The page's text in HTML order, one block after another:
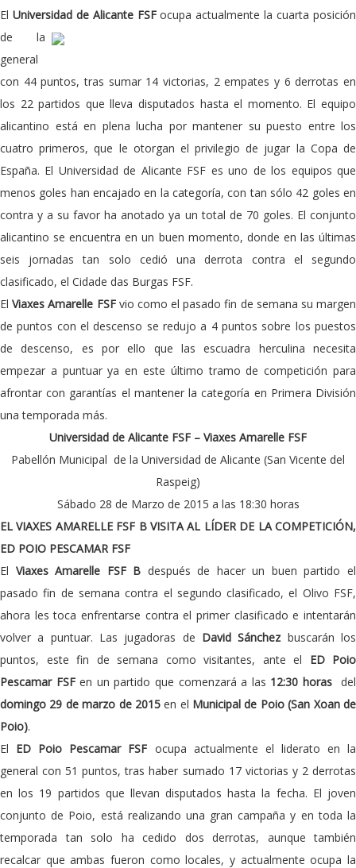
El Universidad de Alicante FSFocupa actualmente la cuarta posición
de la
general
con 44 puntos, tras sumar 14 victorias, 2 empates y 6 derrotas en
los 22 partidos que lleva disputados hasta el momento. El equipo
alicantino está en plena lucha por mantener su puesto entre los
cuatro primeros, que le otorgan el privilegio de jugar la Copa de
España. El Universidad de Alicante FSF es uno de los equipos que
menos goles han encajado en la categoría, con tan sólo 42 goles en
contra y a su favor ha anotado ya un total de 70 goles. El conjunto
alicantino se encuentra en un buen momento, donde en las últimas
seis jornadas tan solo cedió una derrota contra el segundo
clasificado, el Cidade das Burgas FSF.
ElViaxes Amarelle FSFvio como el pasado fin de semana su margen
de puntos con el descenso se redujo a 4 puntos sobre los puestos
de descenso, es por ello que las escuadra herculina necesita
empezar a puntuar ya en este último tramo de competición para
afrontar con garantías el mantener la categoría en Primera División
una temporada más.
Universidad de Alicante FSF – Viaxes Amarelle FSF
Pabellón Municipal de la Universidad de Alicante (San Vicente del
Raspeig)
Sábado 28 de Marzo de 2015 a las 18:30 horas
EL VIAXES AMARELLE FSF B VISITA AL LÍDER DE LA COMPETICIÓN,
ED POIO PESCAMAR FSF
El Viaxes Amarelle FSF B después de hacer un buen partido el
pasado fin de semana contra el segundo clasificado, el Olivo FSF,
ahora les toca enfrentarse contra el primer clasificado e intentarán
volver a puntuar. Las jugadoras de David Sánchezbuscarán los
puntos, este fin de semana como visitantes, ante el ED Poio
Pescamar FSFen un partido que comenzará a las 12:30 horasdel
domingo 29 de marzo de 2015en el Municipal de Poio (San Xoan de
Poio).
El ED Poio Pescamar FSF ocupa actualmente el liderato en la
general con 51 puntos, tras haber sumado 17 victorias y 2 derrotas
en los 19 partidos que llevan disputados hasta la fecha. El joven
conjunto de Poio, está realizando una gran campaña y en toda la
temporada tan solo ha cedido dos derrotas, aunque también
recalcar que ambas fueron como locales, y actualmente ocupa la